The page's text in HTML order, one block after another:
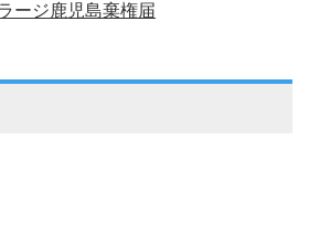
ージ鹿児島棄権届